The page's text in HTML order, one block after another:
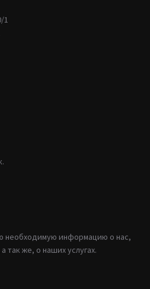
1
необходимую информацию о нас,
так же, о наших услугах.